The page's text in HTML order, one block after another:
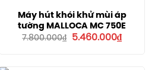
Máy hút khói khử mùi áp
tường MALLOCA MC 750E
7.800.000₫
Giá
5.460.000₫Giá
hiện